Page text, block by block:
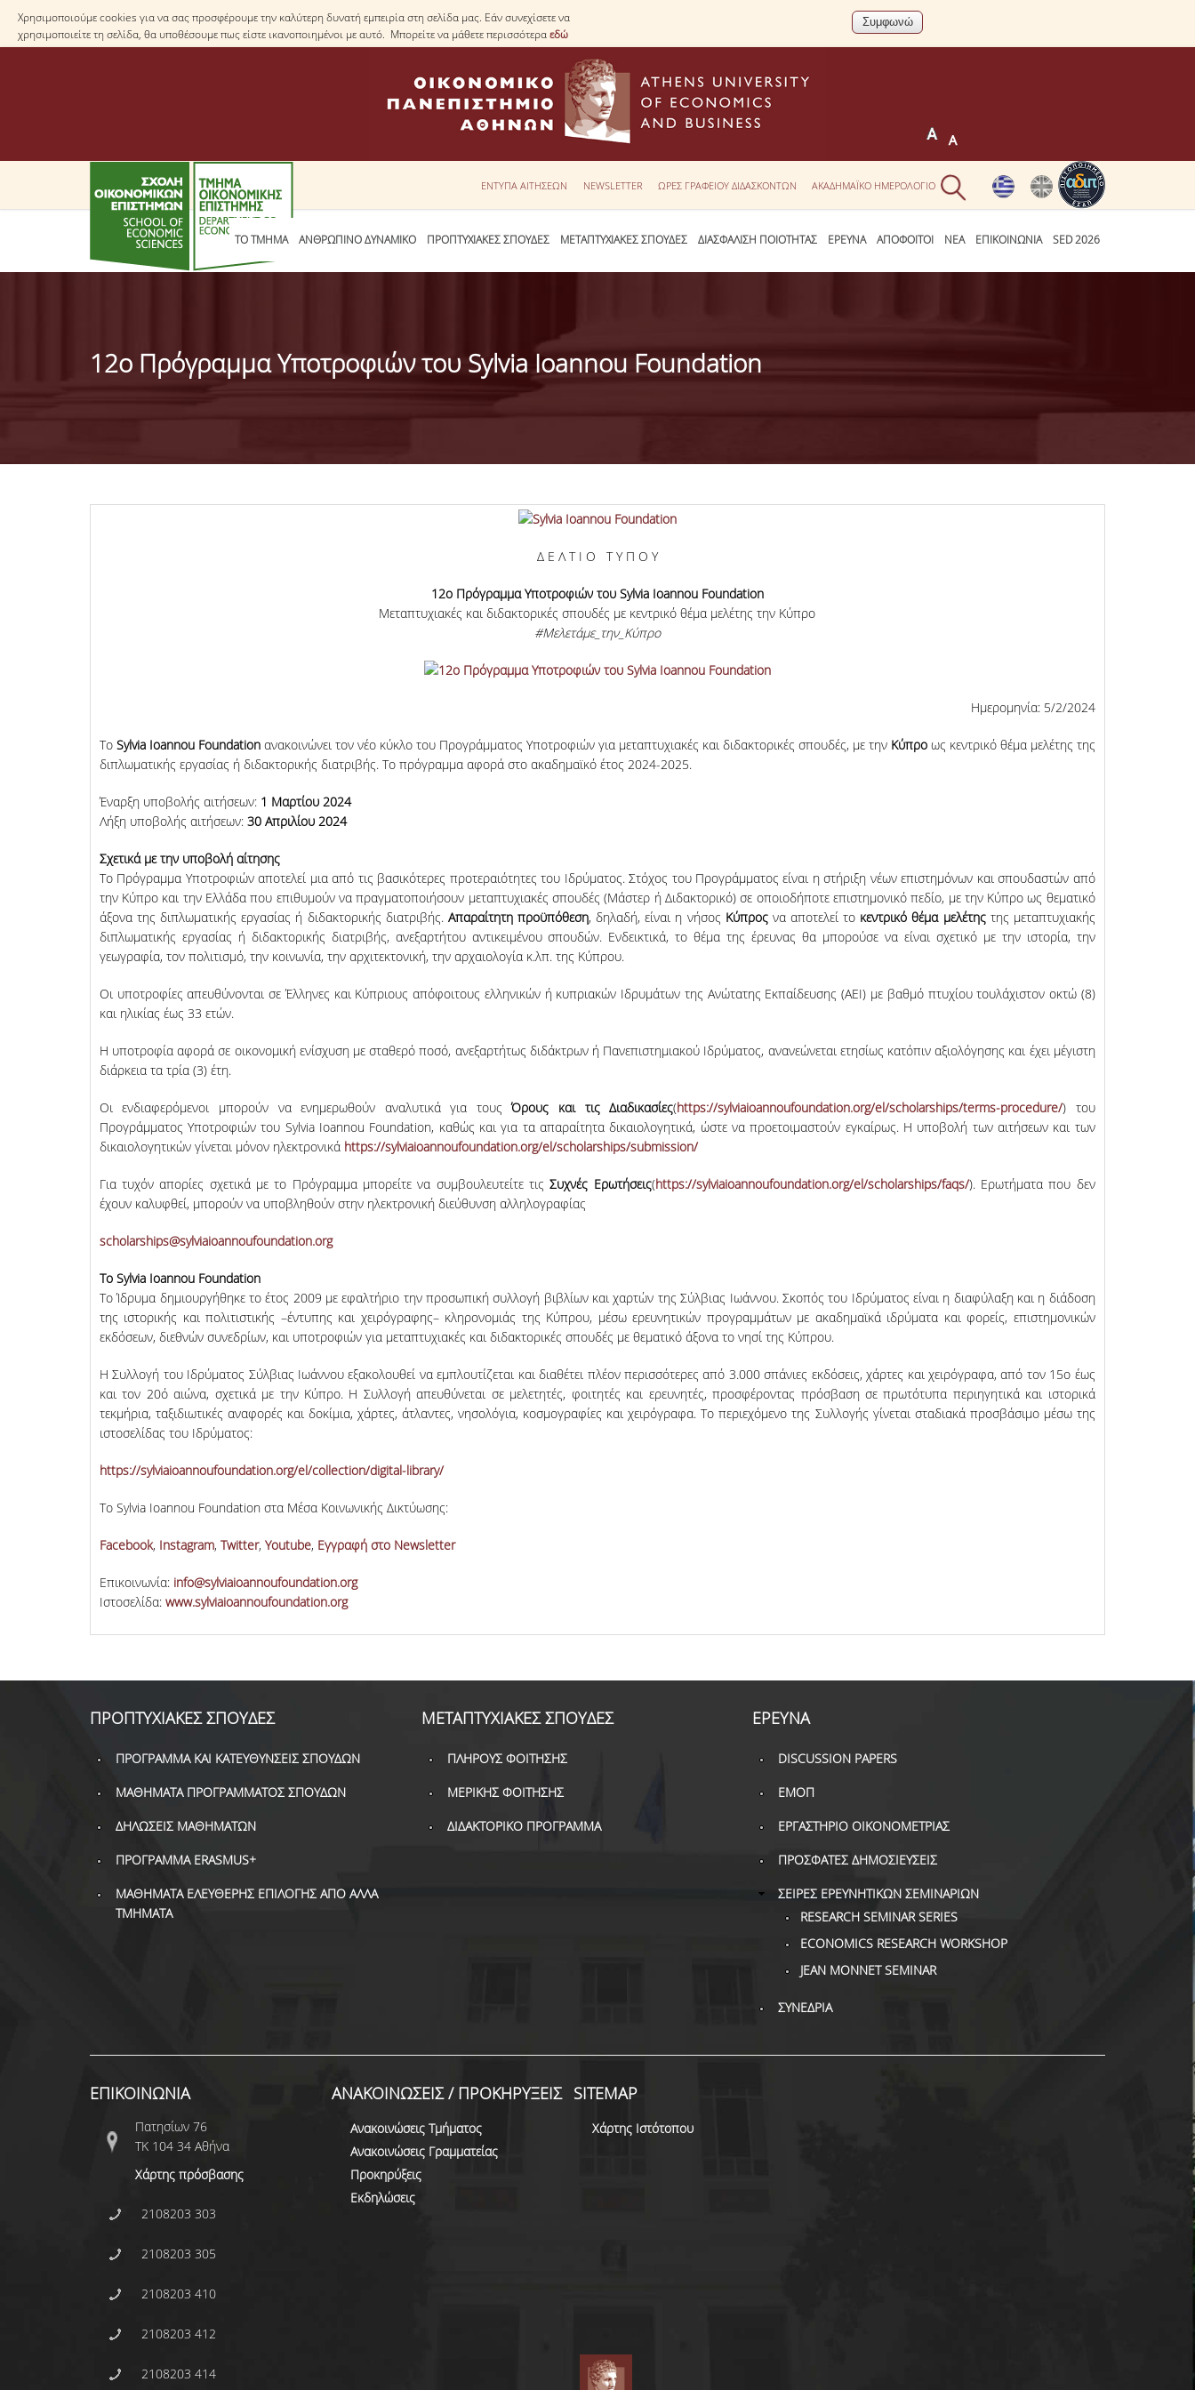
Χρησιμοποιούμε cookies για να σας προσφέρουμε την καλύτερη δυνατή εμπειρία στη σελίδα μας. Εάν συνεχίσετε να
χρησιμοποιείτε τη σελίδα, θα υποθέσουμε πως είστε ικανοποιημένοι με αυτό. Μπορείτε να μάθετε περισσότεραεδώ
ΕΝΤΥΠΑ ΑΙΤΗΣΕΩΝ NEWSLETTER ΩΡΕΣ ΓΡΑΦΕΙΟΥ ΔΙΔΑΣΚΟΝΤΩΝ ΑΚΑΔΗΜΑΪΚΟ ΗΜΕΡΟΛΟΓΙΟ
ΤΟ TΜΗΜΑ ΑΝΘΡΩΠΙΝΟ ΔΥΝΑΜΙΚΟ ΠΡΟΠΤΥΧΙΑΚΕΣ ΣΠΟΥΔΕΣ ΜΕΤΑΠΤΥΧΙΑΚΕΣ ΣΠΟΥΔΕΣ ΔΙΑΣΦΑΛΙΣΗ ΠΟΙΟΤΗΤΑΣ ΕΡΕΥΝΑ ΑΠΟΦΟΙΤΟΙ ΝΕΑ ΕΠΙΚΟΙΝΩΝΙΑ SED 2026
12ο Πρόγραμμα Υποτροφιών του Sylvia Ioannou Foundation
Δ Ε Λ Τ Ι Ο Τ Υ Π Ο Υ
12οΠρόγραμμα Υποτροφιών του Sylvia Ioannou Foundation
Μεταπτυχιακές και διδακτορικές σπουδές με κεντρικό θέμα μελέτης την Κύπρο
#Μελετάμε_την_Κύπρο
Ημερομηνία: 5/2/2024
Το Sylvia Ioannou Foundationανακοινώνει τον νέο κύκλο του Προγράμματος Υποτροφιών για μεταπτυχιακές και διδακτορικές σπουδές, με την Κύπροως κεντρικό θέμα μελέτης της
διπλωματικής εργασίας ή διδακτορικής διατριβής. Το πρόγραμμα αφορά στο ακαδημαϊκό έτος 2024-2025.
Έναρξη υποβολής αιτήσεων:1 Μαρτίου 2024
Λήξη υποβολής αιτήσεων:30 Απριλίου 2024
Σχετικά με την υποβολή αίτησης
Το Πρόγραμμα Υποτροφιών αποτελεί μια από τις βασικότερες προτεραιότητες του Ιδρύματος. Στόχος του Προγράμματος είναι η στήριξη νέων επιστημόνων και σπουδαστών από
την Κύπρο και την Ελλάδα που επιθυμούν να πραγματοποιήσουν μεταπτυχιακές σπουδές (Μάστερ ή Διδακτορικό) σε οποιοδήποτε επιστημονικό πεδίο, με την Κύπρο ως θεματικό
άξονα της διπλωματικής εργασίας ή διδακτορικής διατριβής. Απαραίτητη προϋπόθεση, δηλαδή, είναι η νήσος Κύπροςνα αποτελεί το κεντρικό θέμα μελέτηςτης μεταπτυχιακής
διπλωματικής εργασίας ή διδακτορικής διατριβής, ανεξαρτήτου αντικειμένου σπουδών. Ενδεικτικά, το θέμα της έρευνας θα μπορούσε να είναι σχετικό με την ιστορία, την
γεωγραφία, τον πολιτισμό, την κοινωνία, την αρχιτεκτονική, την αρχαιολογία κ.λπ. της Κύπρου.
Οι υποτροφίες απευθύνονται σε Έλληνες και Κύπριους απόφοιτους ελληνικών ή κυπριακών Ιδρυμάτων της Ανώτατης Εκπαίδευσης (ΑΕΙ) με βαθμό πτυχίου τουλάχιστον οκτώ (8)
και ηλικίας έως 33 ετών.
Η υποτροφία αφορά σε οικονομική ενίσχυση με σταθερό ποσό, ανεξαρτήτως διδάκτρων ή Πανεπιστημιακού Ιδρύματος, ανανεώνεται ετησίως κατόπιν αξιολόγησης και έχει μέγιστη
διάρκεια τα τρία (3) έτη.
Οι ενδιαφερόμενοι μπορούν να ενημερωθούν αναλυτικά για τουςΌρους και τις Διαδικασίες(https://sylviaioannoufoundation.org/el/scholarships/terms-procedure/) του
Προγράμματος Υποτροφιών του Sylvia Ioannou Foundation, καθώς και για τα απαραίτητα δικαιολογητικά, ώστε να προετοιμαστούν εγκαίρως. Η υποβολή των αιτήσεων και των
δικαιολογητικών γίνεται μόνον ηλεκτρονικά https://sylviaioannoufoundation.org/el/scholarships/submission/
Για τυχόν απορίες σχετικά με το Πρόγραμμα μπορείτε να συμβουλευτείτε τιςΣυχνές Ερωτήσεις(https://sylviaioannoufoundation.org/el/scholarships/faqs/). Eρωτήματα που δεν
έχουν καλυφθεί, μπορούν να υποβληθούν στην ηλεκτρονική διεύθυνση αλληλογραφίας
scholarships@sylviaioannoufoundation.org
Το Sylvia Ioannou Foundation
Το Ίδρυμα δημιουργήθηκε το έτος 2009 με εφαλτήριο την προσωπική συλλογή βιβλίων και χαρτών της Σύλβιας Ιωάννου. Σκοπός του Ιδρύματος είναι η διαφύλαξη και η διάδοση
της ιστορικής και πολιτιστικής –έντυπης και χειρόγραφης– κληρονομιάς της Κύπρου, μέσω ερευνητικών προγραμμάτων με ακαδημαϊκά ιδρύματα και φορείς, επιστημονικών
εκδόσεων, διεθνών συνεδρίων, και υποτροφιών για μεταπτυχιακές και διδακτορικές σπουδές με θεματικό άξονα το νησί της Κύπρου.
Η Συλλογή του Ιδρύματος Σύλβιας Ιωάννου εξακολουθεί να εμπλουτίζεται και διαθέτει πλέον περισσότερες από 3.000 σπάνιες εκδόσεις, χάρτες και χειρόγραφα, από τον 15ο έως
και τον 20ό αιώνα, σχετικά με την Κύπρο. Η Συλλογή απευθύνεται σε μελετητές, φοιτητές και ερευνητές, προσφέροντας πρόσβαση σε πρωτότυπα περιηγητικά και ιστορικά
τεκμήρια, ταξιδιωτικές αναφορές και δοκίμια, χάρτες, άτλαντες, νησολόγια, κοσμογραφίες και χειρόγραφα. Tο περιεχόμενο της Συλλογής γίνεται σταδιακά προσβάσιμο μέσω της
ιστοσελίδας του Ιδρύματος:
https://sylviaioannoufoundation.org/el/collection/digital-library/
Το Sylvia Ioannou Foundation στα Μέσα Κοινωνικής Δικτύωσης:
Facebook, Instagram, Twitter, Youtube, Εγγραφή στο Newsletter
Επικοινωνία: info@sylviaioannoufoundation.org
Ιστοσελίδα: www.sylviaioannoufoundation.org
ΠΡΟΠΤΥΧΙΑΚΕΣ ΣΠΟΥΔΕΣ
ΠΡΟΓΡΑΜΜΑ ΚΑΙ ΚΑΤΕΥΘΥΝΣΕΙΣ ΣΠΟΥΔΩΝ
ΜΑΘΗΜΑΤΑ ΠΡΟΓΡΑΜΜΑΤΟΣ ΣΠΟΥΔΩΝ
ΔΗΛΩΣΕΙΣ ΜΑΘΗΜΑΤΩΝ
ΠΡΟΓΡΑΜΜΑ ERASMUS+
ΜΑΘΗΜΑΤΑ ΕΛΕΥΘΕΡΗΣ ΕΠΙΛΟΓΗΣ ΑΠΟ ΑΛΛΑ
ΤΜΗΜΑΤΑ
ΜΕΤΑΠΤΥΧΙΑΚΕΣ ΣΠΟΥΔΕΣ
ΠΛΗΡΟΥΣ ΦΟΙΤΗΣΗΣ
ΜΕΡΙΚΗΣ ΦΟΙΤΗΣΗΣ
ΔΙΔΑΚΤΟΡΙΚΟ ΠΡΟΓΡΑΜΜΑ
ΕΡΕΥΝΑ
DISCUSSION PAPERS
ΕΜΟΠ
ΕΡΓΑΣΤΗΡΙΟ ΟΙΚΟΝΟΜΕΤΡΙΑΣ
ΠΡΟΣΦΑΤΕΣ ΔΗΜΟΣΙΕΥΣΕΙΣ
ΣΕΙΡΕΣ ΕΡΕΥΝΗΤΙΚΩΝ ΣΕΜΙΝΑΡΙΩΝ
RESEARCH SEMINAR SERIES
ECONOMICS RESEARCH WORKSHOP
JEAN MONNET SEMINAR
ΣΥΝΕΔΡΙΑ
ΕΠΙΚΟΙΝΩΝΙΑ
Πατησίων 76
ΤΚ 104 34 Αθήνα
Χάρτης πρόσβασης
2108203 303
2108203 305
2108203 410
2108203 412
2108203 414
ΑΝΑΚΟΙΝΩΣΕΙΣ / ΠΡΟΚΗΡΥΞΕΙΣ
Ανακοινώσεις Τμήματος
Ανακοινώσεις Γραμματείας
Προκηρύξεις
Εκδηλώσεις
SITEMAP
Χάρτης Ιστότοπου